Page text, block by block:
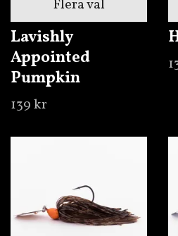
Flera val
Lavishly
Appointed
Pumpkin
139 kr